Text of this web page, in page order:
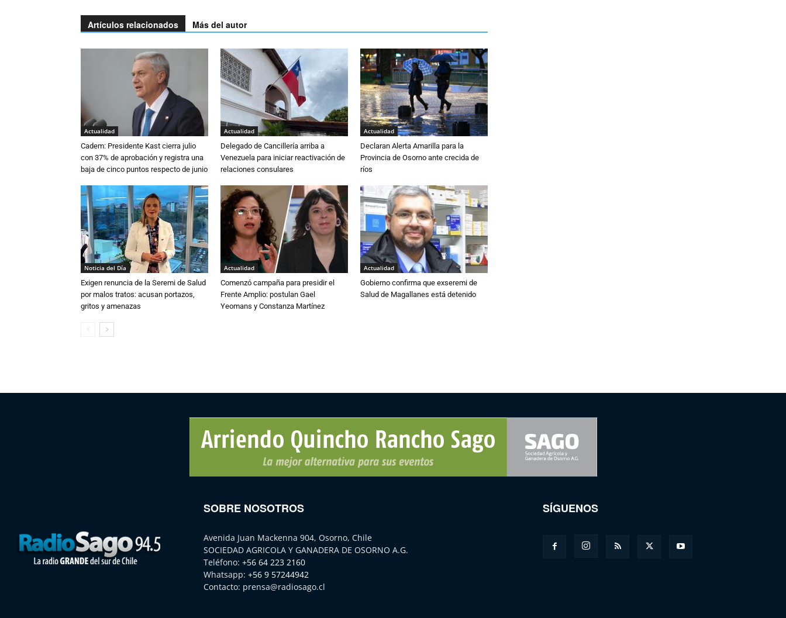
Artículos relacionados Más del autor
Actualidad
Cadem: Presidente Kast cierra julio
con 37% de aprobación y registra una
baja de cinco puntos respecto de junio
Actualidad
Delegado de Cancillería arriba a
Venezuela para iniciar reactivación de
relaciones consulares
Actualidad
Declaran Alerta Amarilla para la
Provincia de Osorno ante crecida de
ríos
Noticia del Día
Exigen renuncia de la Seremi de Salud
por malos tratos: acusan portazos,
gritos y amenazas
Actualidad
Comenzó campaña para presidir el
Frente Amplio: postulan Gael
Yeomans y Constanza Martínez
Actualidad
Gobierno confirma que exseremi de
Salud de Magallanes está detenido
SOBRE NOSOTROS
Avenida Juan Mackenna 904, Osorno, Chile
SOCIEDAD AGRICOLA Y GANADERA DE OSORNO A.G.
Teléfono: +56 64 223 2160
Whatsapp: +56 9 57244942
Contacto: prensa@radiosago.cl
SÍGUENOS